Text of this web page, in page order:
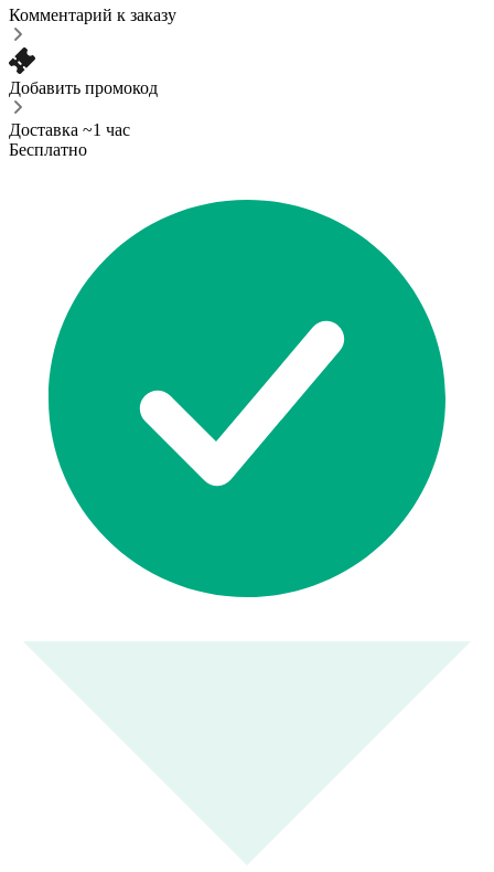
Комментарий к заказу
Добавить промокод
Доставка ~1 час
Бесплатно